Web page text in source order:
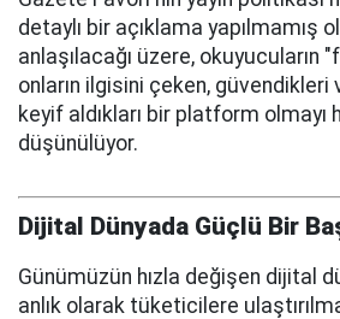
detaylı bir açıklama yapılmamış
anlaşılacağı üzere, okuyucuların
onların ilgisini çeken,
keyif aldıkları bir platform olmayı
düşünülüyor.
Dijital Dünyada Güçlü Bir
Günümüzün hızla değişen dijital
anlık olarak tüketicilere